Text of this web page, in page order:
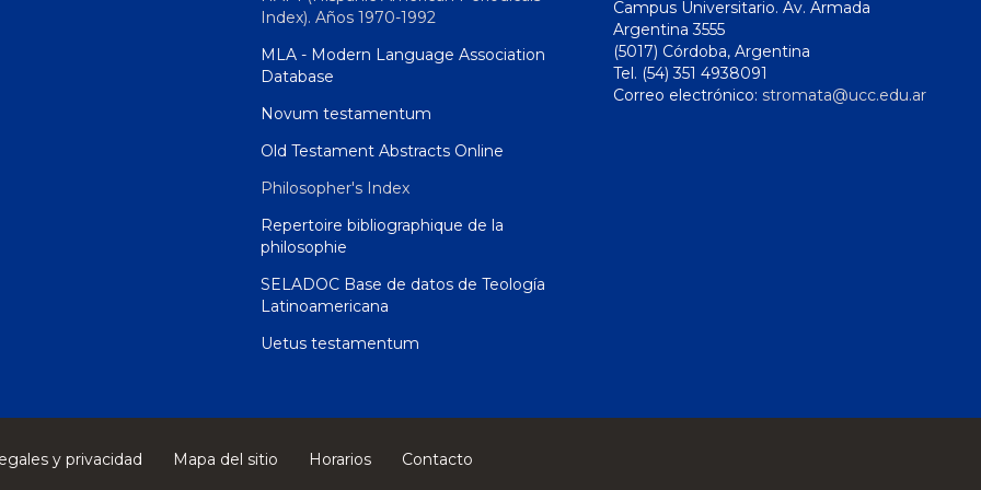
Index). Años 1970-1992
MLA - Modern Language Association
Database
Novum testamentum
Old Testament Abstracts Online
Philosopher's Index
Repertoire bibliographique de la
philosophie
SELADOC Base de datos de Teología
Latinoamericana
Uetus testamentum
Campus Universitario. Av. Armada
Argentina 3555
(5017) Córdoba, Argentina
Tel. (54) 351 4938091
Correo electrónico: stromata@ucc.edu.ar
y privacidad Mapa del sitio Horarios
Contacto